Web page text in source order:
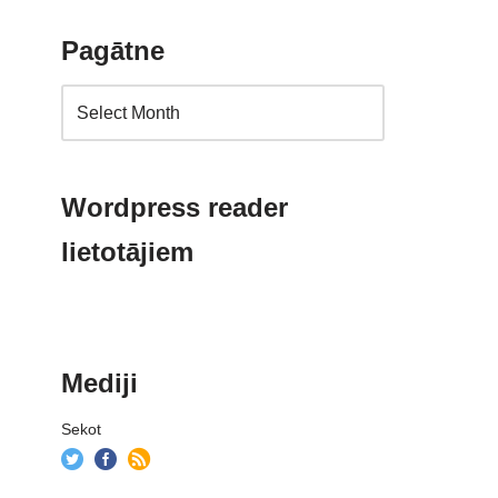
Pagātne
Wordpress reader
lietotājiem
Mediji
Sekot